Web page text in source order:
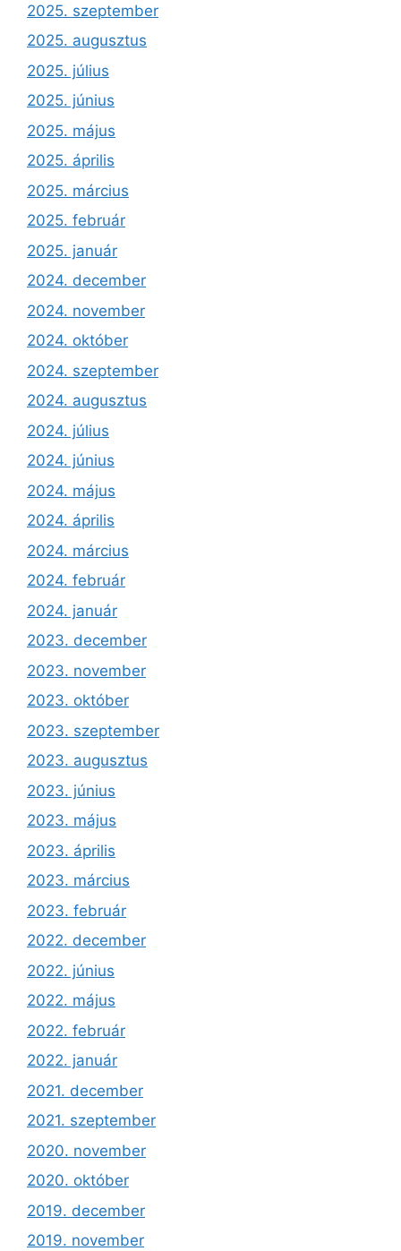
2025. szeptember
2025. augusztus
2025. július
2025. június
2025. május
2025. április
2025. március
2025. február
2025. január
2024. december
2024. november
2024. október
2024. szeptember
2024. augusztus
2024. július
2024. június
2024. május
2024. április
2024. március
2024. február
2024. január
2023. december
2023. november
2023. október
2023. szeptember
2023. augusztus
2023. június
2023. május
2023. április
2023. március
2023. február
2022. december
2022. június
2022. május
2022. február
2022. január
2021. december
2021. szeptember
2020. november
2020. október
2019. december
2019. november